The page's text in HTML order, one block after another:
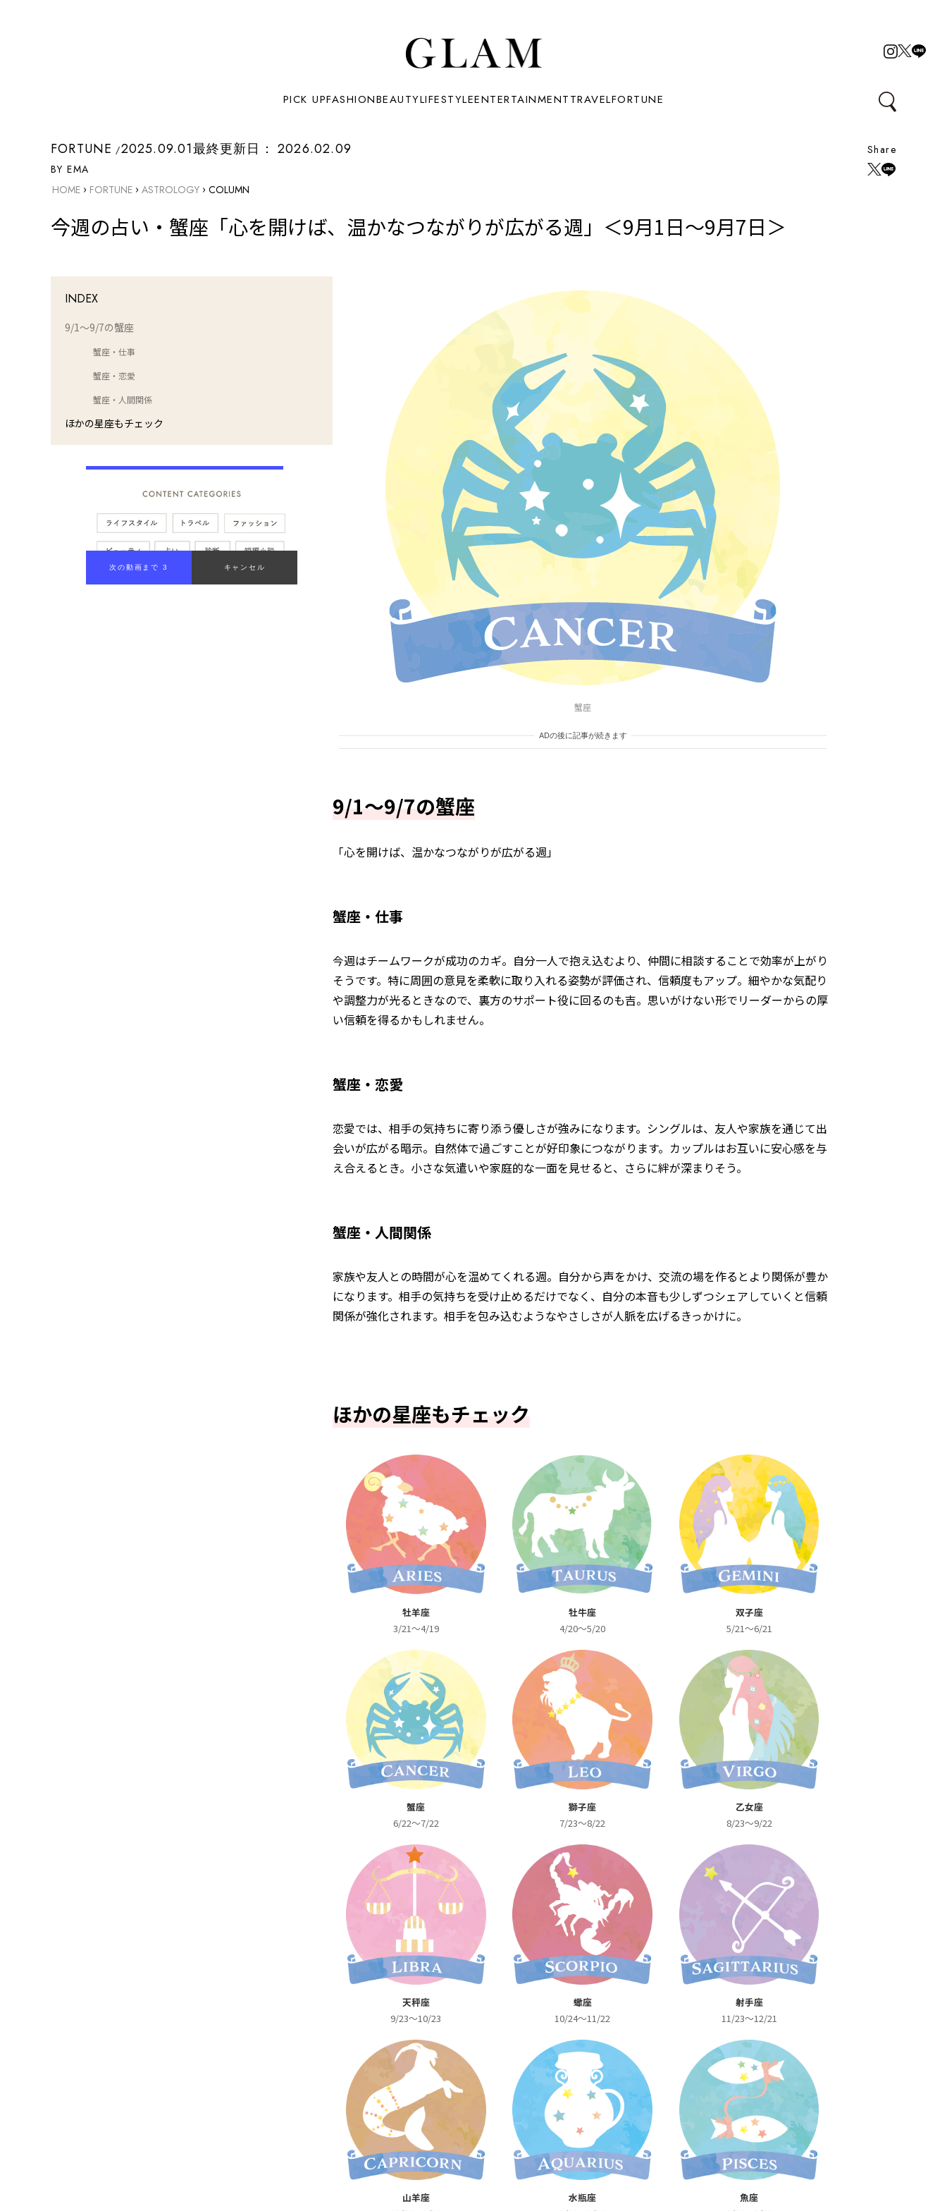
PICK UPFASHIONBEAUTYLIFESTYLEENTERTAINMENTTRAVELFORTUNE
FORTUNE 2025.09.01最終更新日： 2026.02.09
BY EMA
Share
HOME › FORTUNE › ASTROLOGY › COLUMN
今週の占い・蟹座「心を開けば、温かなつながりが広がる週」＜9月1日～9月7日＞
INDEX
9/1～9/7の蟹座
蟹座・仕事
蟹座・恋愛
蟹座・人間関係
ほかの星座もチェック
次の動画まで 2 キャンセル
蟹座
ADの後に記事が続きます
9/1～9/7の蟹座
「心を開けば、温かなつながりが広がる週」
蟹座・仕事
今週はチームワークが成功のカギ。自分一人で抱え込むより、仲間に相談することで効率が上がり
そうです。特に周囲の意見を柔軟に取り入れる姿勢が評価され、信頼度もアップ。細やかな気配り
や調整力が光るときなので、裏方のサポート役に回るのも吉。思いがけない形でリーダーからの厚
い信頼を得るかもしれません。
蟹座・恋愛
恋愛では、相手の気持ちに寄り添う優しさが強みになります。シングルは、友人や家族を通じて出
会いが広がる暗示。自然体で過ごすことが好印象につながります。カップルはお互いに安心感を与
え合えるとき。小さな気遣いや家庭的な一面を見せると、さらに絆が深まりそう。
蟹座・人間関係
家族や友人との時間が心を温めてくれる週。自分から声をかけ、交流の場を作るとより関係が豊か
になります。相手の気持ちを受け止めるだけでなく、自分の本音も少しずつシェアしていくと信頼
関係が強化されます。相手を包み込むようなやさしさが人脈を広げるきっかけに。
ほかの星座もチェック
牡羊座
3/21～4/19
牡牛座
4/20～5/20
双子座
5/21～6/21
蟹座
6/22～7/22
獅子座
7/23～8/22
乙女座
8/23～9/22
天秤座
9/23～10/23
蠍座
10/24～11/22
射手座
11/23～12/21
山羊座
水瓶座
魚座